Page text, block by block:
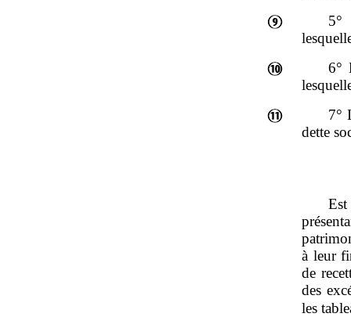
5°
6°
7°
dette
à leur
de
des
les